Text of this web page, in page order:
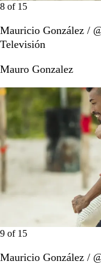
8 of 15
Mauricio González /
Televisión
Mauro Gonzalez
9 of 15
Mauricio González /